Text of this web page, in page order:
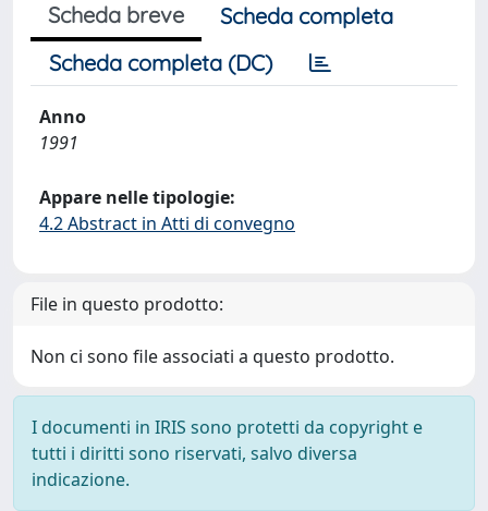
Scheda breve
Scheda completa
Scheda completa (DC)
Anno
1991
Appare nelle tipologie:
4.2 Abstract in Atti di convegno
File in questo prodotto:
Non ci sono file associati a questo prodotto.
I documenti in IRIS sono protetti da copyright e
tutti i diritti sono riservati, salvo diversa
indicazione.